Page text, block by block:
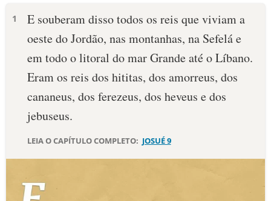
PALAVRA DO DIA
SALMO DO DIA
DEVOCIONAL DIÁRIO
ESBOÇOS DE PREGAÇÃO
1
E souberam disso todos os reis que viviam a
oeste do Jordão, nas montanhas, na Sefelá e
em todo o litoral do mar Gran­de até o Líbano.
Eram os reis dos hititas, dos amorreus, dos
cananeus, dos ferezeus, dos heveus e dos
jebuseus.
LEIA O CAPÍTULO COMPLETO: JOSUÉ 9